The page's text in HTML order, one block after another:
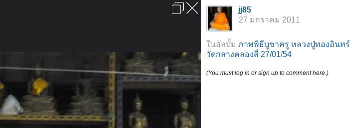
ลงโฆษณา ติดต่อเรา ช่วยเหลือ
jj85
27 มกราคม 2011
ในอัลบั้ม ภาพพิธีบูชาครู หลวงปู่ทองอินทร์
วัดกลางคลองสี่ 27/01/54
(You must log in or sign up to comment here.)